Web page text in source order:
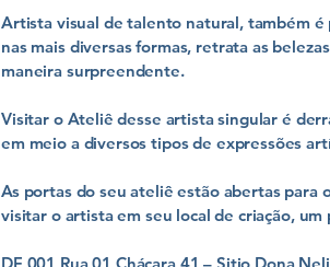
Artista visual de talento natural, também
nas mais diversas formas, retrata as
maneira surpreendente.
Visitar o Ateliê desse artista singular é
em meio a diversos tipos de expressões
As portas do seu ateliê estão abertas para
visitar o artista em seu local de criação,